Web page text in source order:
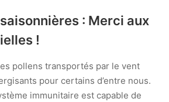
: Merci aux
!
pollens transportés par le vent
pour certains d’entre nous.
immunitaire est capable de